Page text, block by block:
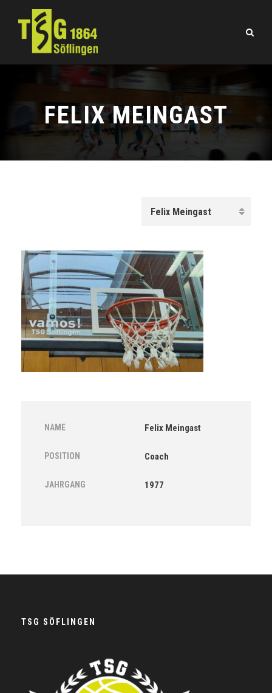
FELIX MEINGAST
NAME Felix Meingast
POSITION Coach
JAHRGANG 1977
TSG SÖFLINGEN